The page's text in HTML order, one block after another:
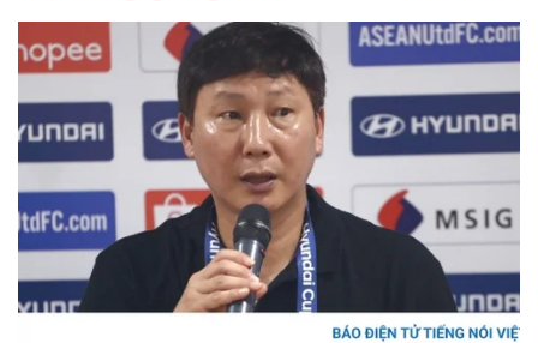
Pháp luật
Tin nóng
Tư vấn luật
Quân sự - Quốc phòng
Vũ khí
Việt Nam
Phân tích